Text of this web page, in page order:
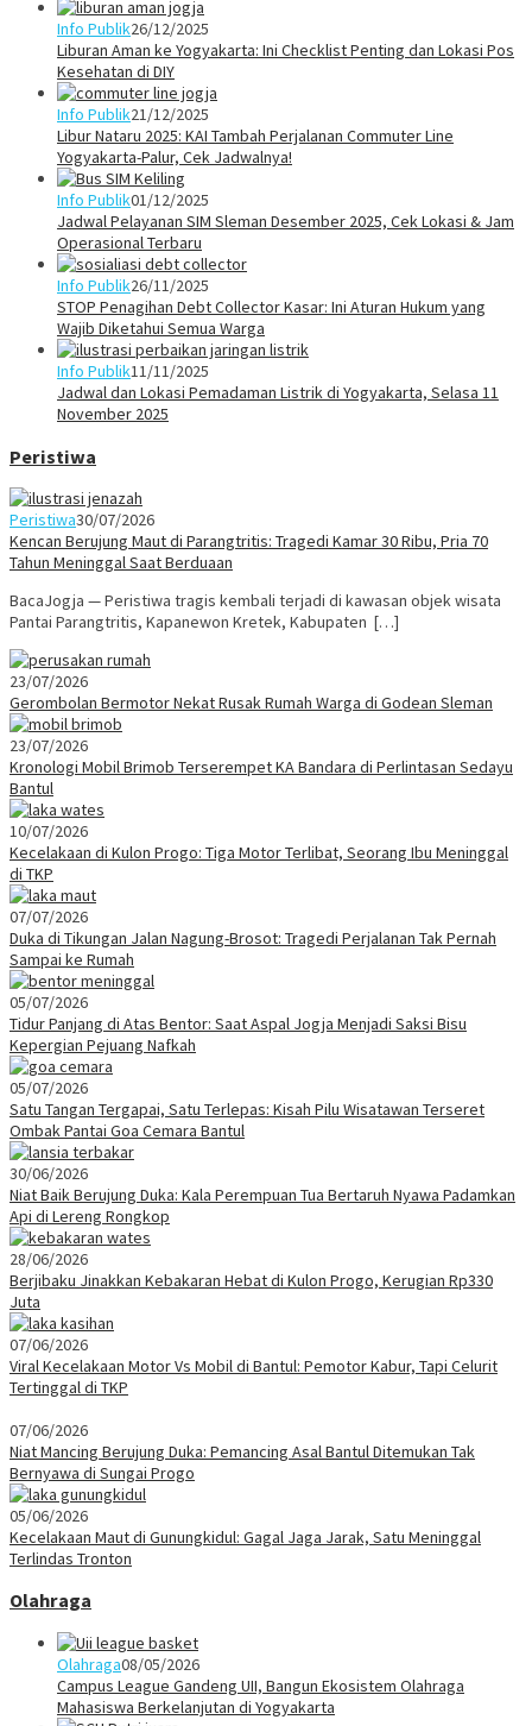
Info Publik26/12/2025
Liburan Aman ke Yogyakarta: Ini Checklist Penting dan Lokasi Pos
Kesehatan di DIY
Info Publik21/12/2025
Libur Nataru 2025: KAI Tambah Perjalanan Commuter Line
Yogyakarta-Palur, Cek Jadwalnya!
Info Publik01/12/2025
Jadwal Pelayanan SIM Sleman Desember 2025, Cek Lokasi & Jam
Operasional Terbaru
Info Publik26/11/2025
STOP Penagihan Debt Collector Kasar: Ini Aturan Hukum yang
Wajib Diketahui Semua Warga
Info Publik11/11/2025
Jadwal dan Lokasi Pemadaman Listrik di Yogyakarta, Selasa 11
November 2025
Peristiwa
Peristiwa30/07/2026
Kencan Berujung Maut di Parangtritis: Tragedi Kamar 30 Ribu, Pria 70
Tahun Meninggal Saat Berduaan
BacaJogja — Peristiwa tragis kembali terjadi di kawasan objek wisata
Pantai Parangtritis, Kapanewon Kretek, Kabupaten […]
23/07/2026
Gerombolan Bermotor Nekat Rusak Rumah Warga di Godean Sleman
23/07/2026
Kronologi Mobil Brimob Terserempet KA Bandara di Perlintasan Sedayu
Bantul
10/07/2026
Kecelakaan di Kulon Progo: Tiga Motor Terlibat, Seorang Ibu Meninggal
di TKP
07/07/2026
Duka di Tikungan Jalan Nagung-Brosot: Tragedi Perjalanan Tak Pernah
Sampai ke Rumah
05/07/2026
Tidur Panjang di Atas Bentor: Saat Aspal Jogja Menjadi Saksi Bisu
Kepergian Pejuang Nafkah
05/07/2026
Satu Tangan Tergapai, Satu Terlepas: Kisah Pilu Wisatawan Terseret
Ombak Pantai Goa Cemara Bantul
30/06/2026
Niat Baik Berujung Duka: Kala Perempuan Tua Bertaruh Nyawa Padamkan
Api di Lereng Rongkop
28/06/2026
Berjibaku Jinakkan Kebakaran Hebat di Kulon Progo, Kerugian Rp330
Juta
07/06/2026
Viral Kecelakaan Motor Vs Mobil di Bantul: Pemotor Kabur, Tapi Celurit
Tertinggal di TKP
07/06/2026
Niat Mancing Berujung Duka: Pemancing Asal Bantul Ditemukan Tak
Bernyawa di Sungai Progo
05/06/2026
Kecelakaan Maut di Gunungkidul: Gagal Jaga Jarak, Satu Meninggal
Terlindas Tronton
Olahraga
Olahraga08/05/2026
Campus League Gandeng UII, Bangun Ekosistem Olahraga
Mahasiswa Berkelanjutan di Yogyakarta